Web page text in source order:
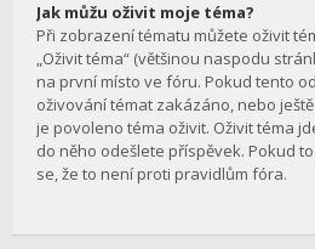
Jak můžu oživit moje téma?
Při zobrazení tématu můžete oživit
„Oživit téma“ (většinou naspodu
na první místo ve fóru. Pokud tento
oživování témat zakázáno, nebo
je povoleno téma oživit. Oživit téma
do něho odešlete příspěvek. Pokud
se, že to není proti pravidlům fóra.